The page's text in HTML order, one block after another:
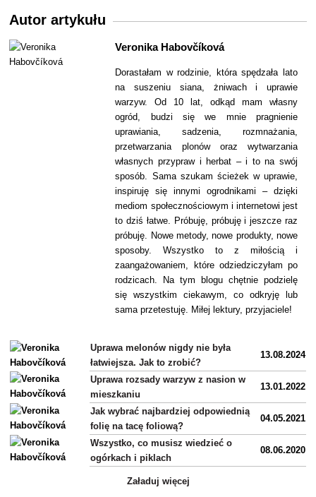
Autor artykułu
Veronika Habovčíková
Dorastałam w rodzinie, która spędzała lato
na suszeniu siana, żniwach i uprawie
warzyw. Od 10 lat, odkąd mam własny
ogród, budzi się we mnie pragnienie
uprawiania, sadzenia, rozmnażania,
przetwarzania plonów oraz wytwarzania
własnych przypraw i herbat – i to na swój
sposób. Sama szukam ścieżek w uprawie,
inspiruję się innymi ogrodnikami – dzięki
mediom społecznościowym i internetowi jest
to dziś łatwe. Próbuję, próbuję i jeszcze raz
próbuję. Nowe metody, nowe produkty, nowe
sposoby. Wszystko to z miłością i
zaangażowaniem, które odziedziczyłam po
rodzicach. Na tym blogu chętnie podzielę
się wszystkim ciekawym, co odkryję lub
sama przetestuję. Miłej lektury, przyjaciele!
Uprawa melonów nigdy nie była
łatwiejsza. Jak to zrobić?
13.08.2024
Uprawa rozsady warzyw z nasion w
mieszkaniu
13.01.2022
Jak wybrać najbardziej odpowiednią
folię na tacę foliową?
04.05.2021
Wszystko, co musisz wiedzieć o
ogórkach i piklach
08.06.2020
Załaduj więcej